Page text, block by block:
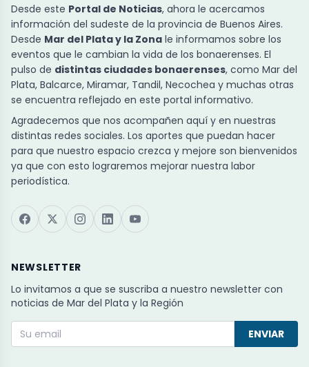
Desde este Portal de Noticias, ahora le acercamos
información del sudeste de la provincia de Buenos Aires.
Desde Mar del Plata y la Zona le informamos sobre los
eventos que le cambian la vida de los bonaerenses. El
pulso de distintas ciudades bonaerenses, como Mar del
Plata, Balcarce, Miramar, Tandil, Necochea y muchas otras
se encuentra reflejado en este portal informativo.
Agradecemos que nos acompañen aquí y en nuestras
distintas redes sociales. Los aportes que puedan hacer
para que nuestro espacio crezca y mejore son bienvenidos
ya que con esto lograremos mejorar nuestra labor
periodística.
NEWSLETTER
Lo invitamos a que se suscriba a nuestro newsletter con
noticias de Mar del Plata y la Región
ENVIAR